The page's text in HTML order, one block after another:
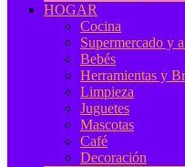
HOGAR
Cocina
Supermercado y
Bebés
Herramientas y
Limpieza
Juguetes
Mascotas
Café
Decoración